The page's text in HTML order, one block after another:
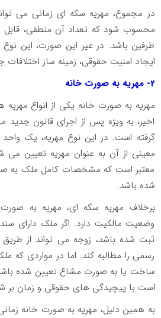
در مجموع، مهریه سکه ای زمانی می
محسوب شود که تعداد آن منطقی، قابل
طرفین باشد. در غیر این صورت، این
ایجاد امنیت حقوقی، زمینه ساز
2- مهریه به صورت خانه
مهریه به صورت خانه یکی از انواع
اخیر، به ویژه پس از اجرای قانون جدید
گرفته است. در این نوع مهریه، یک
معینی از آن به عنوان مهریه تعیین می
معتبر است که مشخصات کامل ملک به
شده باشد.
برخلاف مهریه سکه ای، مهریه به
وضعیت مالکیت دارد. اگر ملک دارای
ثبت شده باشد، زوجه می تواند از طریق
رسمی را مطالبه کند. اما در مواردی که
ساخت یا به صورت مشاع تعیین شده
است با پیچیدگی های حقوقی و زمان بر
به همین دلیل، مهریه به صورت خانه